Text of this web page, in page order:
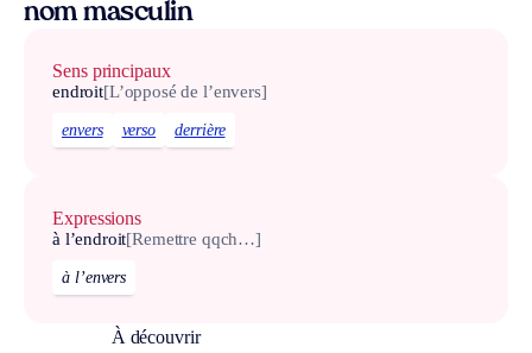
nom masculin
Sens principaux
endroit[L’opposé de l’envers]
envers verso derrière
Expressions
à l’endroit[Remettre qqch…]
à l’envers
À découvrir